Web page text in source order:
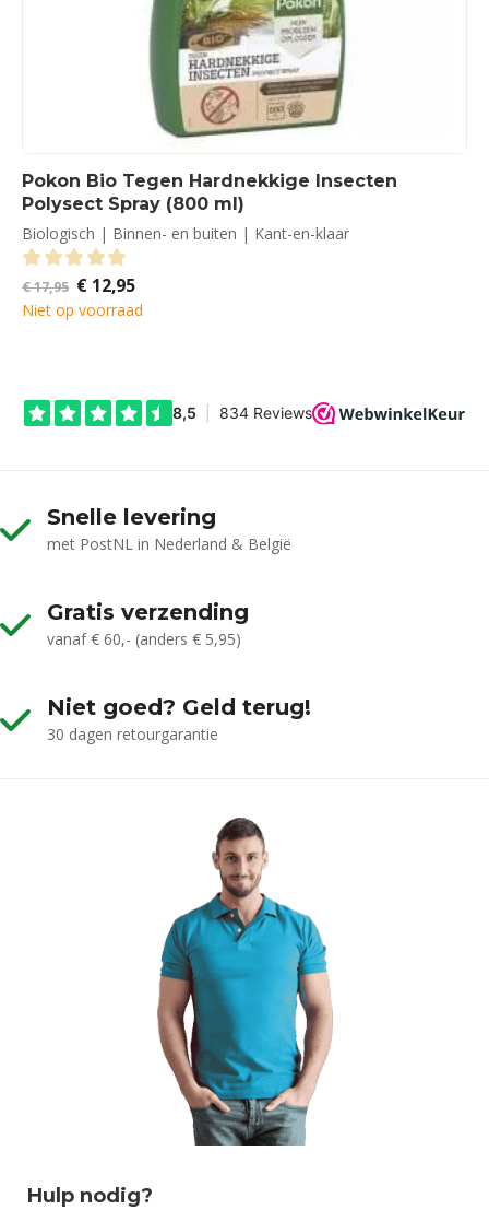
Pokon Bio Tegen Hardnekkige Insecten
Polysect Spray (800 ml)
Biologisch | Binnen- en buiten | Kant-en-klaar
0out of 5
€17,95 Oorspronkelijke
prijs
was:
€12,95Huidige
prijs
is:
Niet op voorraad
Snelle levering
met PostNL in Nederland & België
Gratis verzending
vanaf € 60,- (anders € 5,95)
Niet goed? Geld terug!
30 dagen retourgarantie
Hulp nodig?